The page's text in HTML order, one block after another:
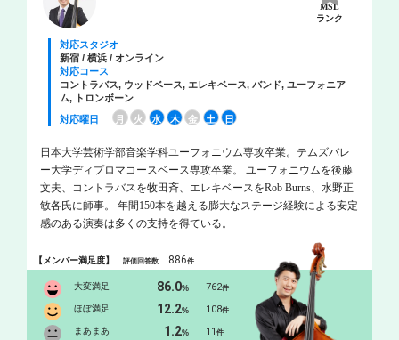
MSL
ランク
対応スタジオ
新宿 / 横浜 / オンライン
対応コース
コントラバス, ウッドベース, エレキベース, バンド, ユーフォニア
ム, トロンボーン
対応曜日
月 火 水 木 金 土 日
日本大学芸術学部音楽学科ユーフォニウム専攻卒業。テムズバレ
ー大学ディプロマコースベース専攻卒業。 ユーフォニウムを後藤
文夫、コントラバスを牧田斉、エレキベースをRob Burns、水野正
敏各氏に師事。 年間150本を越える膨大なステージ経験による安定
感のある演奏は多くの支持を得ている。
【メンバー満足度】評価回答数 886件
大変満足 86.0% 762件
ほぼ満足 12.2% 108件
まあまあ 1.2% 11件